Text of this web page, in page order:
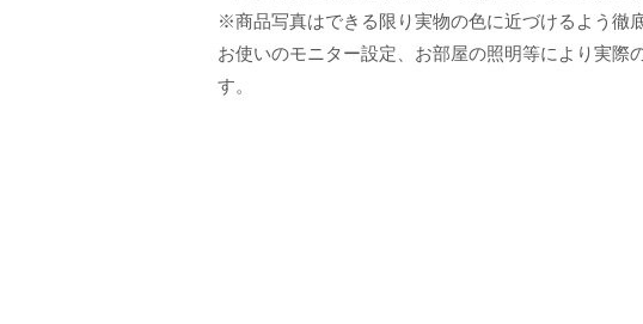
※商品写真はできる限り実物の色に近づけるよう徹
お使いのモニター設定、お部屋の照明等により実際
す。